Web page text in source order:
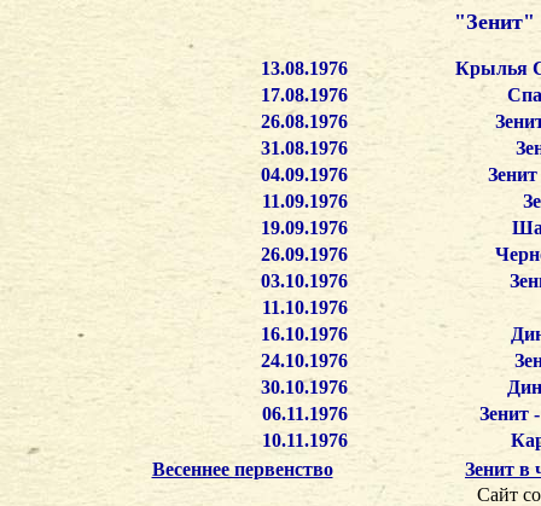
"Зенит"
13.08.1976
Крылья
17.08.1976
26.08.1976
31.08.1976
04.09.1976
11.09.1976
19.09.1976
26.09.1976
03.10.1976
11.10.1976
16.10.1976
24.10.1976
30.10.1976
06.11.1976
Зенит
10.11.1976
Весеннее первенство
Зенит в
Сайт